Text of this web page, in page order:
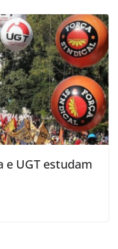
e UGT estudam